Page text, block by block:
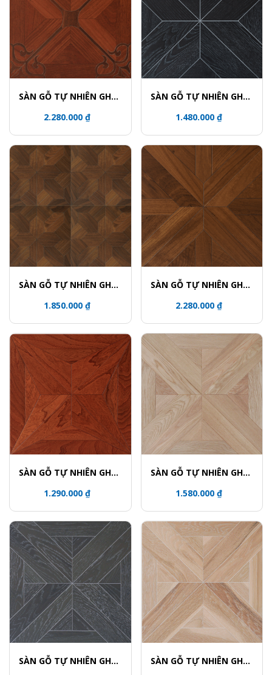
SÀN GỖ TỰ NHIÊN GHÉP
2.280.000 ₫
SÀN GỖ TỰ NHIÊN GHÉP
1.480.000 ₫
SÀN GỖ TỰ NHIÊN GHÉP
1.850.000 ₫
SÀN GỖ TỰ NHIÊN GHÉP
2.280.000 ₫
SÀN GỖ TỰ NHIÊN GHÉP
1.290.000 ₫
SÀN GỖ TỰ NHIÊN GHÉP
1.580.000 ₫
SÀN GỖ TỰ NHIÊN GHÉP
SÀN GỖ TỰ NHIÊN GHÉP